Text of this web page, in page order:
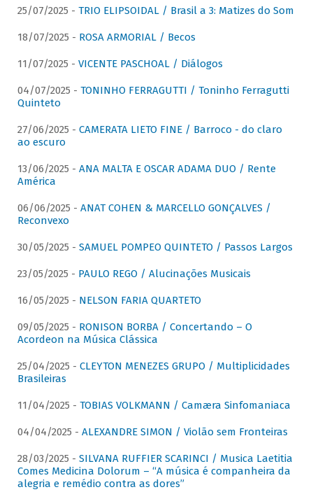
25/07/2025 - TRIO ELIPSOIDAL / Brasil a 3: Matizes do Som
18/07/2025 - ROSA ARMORIAL / Becos
11/07/2025 - VICENTE PASCHOAL / Diálogos
04/07/2025 - TONINHO FERRAGUTTI / Toninho Ferragutti
Quinteto
27/06/2025 - CAMERATA LIETO FINE / Barroco - do claro
ao escuro
13/06/2025 - ANA MALTA E OSCAR ADAMA DUO / Rente
América
06/06/2025 - ANAT COHEN & MARCELLO GONÇALVES /
Reconvexo
30/05/2025 - SAMUEL POMPEO QUINTETO / Passos Largos
23/05/2025 - PAULO REGO / Alucinações Musicais
16/05/2025 - NELSON FARIA QUARTETO
09/05/2025 - RONISON BORBA / Concertando – O
Acordeon na Música Clássica
25/04/2025 - CLEYTON MENEZES GRUPO / Multiplicidades
Brasileiras
11/04/2025 - TOBIAS VOLKMANN / Camæra Sinfomaniaca
04/04/2025 - ALEXANDRE SIMON / Violão sem Fronteiras
28/03/2025 - SILVANA RUFFIER SCARINCI / Musica Laetitia
Comes Medicina Dolorum – “A música é companheira da
alegria e remédio contra as dores”